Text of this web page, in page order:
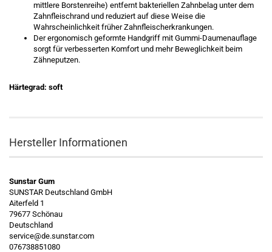
mittlere Borstenreihe) entfernt bakteriellen Zahnbelag unter dem
Zahnfleischrand und reduziert auf diese Weise die
Wahrscheinlichkeit früher Zahnfleischerkrankungen.
Der ergonomisch geformte Handgriff mit Gummi-Daumenauflage
sorgt für verbesserten Komfort und mehr Beweglichkeit beim
Zähneputzen.
Härtegrad: soft
Hersteller Informationen
Sunstar Gum
SUNSTAR Deutschland GmbH
Aiterfeld 1
79677 Schönau
Deutschland
service@de.sunstar.com
076738851080